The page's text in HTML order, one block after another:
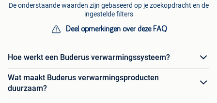
De onderstaande waarden zijn gebaseerd op je zoekopdracht en de
ingestelde filters
Deel opmerkingen over deze FAQ
Hoe werkt een Buderus verwarmingssysteem?
Wat maakt Buderus verwarmingsproducten
duurzaam?